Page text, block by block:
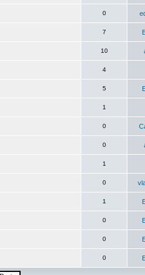
0
7
10
4
5
1
0
0
1
0
1
0
0
0